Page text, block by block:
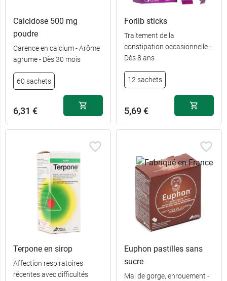
Calcidose 500 mg
poudre
Carence en calcium - Arôme
agrume - Dès 30 mois
60 sachets
6,31 €
Forlib sticks
Traitement de la
constipation occasionnelle -
Dès 8 ans
12 sachets
5,69 €
Terpone en sirop
Affection respiratoires
récentes avec difficultés
Euphon pastilles sans
sucre
Mal de gorge, enrouement -